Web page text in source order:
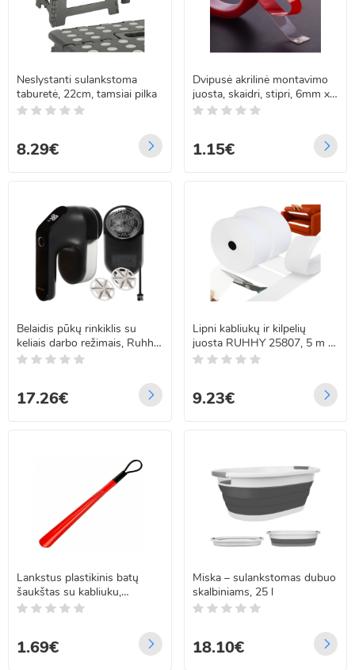
Neslystanti sulankstoma
taburetė, 22cm, tamsiai pilka
8.29€
Dvipusė akrilinė montavimo
juosta, skaidri, stipri, 6mm x
3m
1.15€
Belaidis pūkų rinkiklis su
keliais darbo režimais, Ruhhy
24270
17.26€
Lipni kabliukų ir kilpelių
juosta RUHHY 25807, 5 m x
5 cm, balta
9.23€
Lankstus plastikinis batų
šaukštas su kabliuku,
raudonas, 48 cm
1.69€
Miska – sulankstomas dubuo
skalbiniams, 25 l
18.10€